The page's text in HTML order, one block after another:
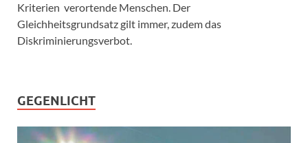
Kriterien verortende Menschen. Der
Gleichheitsgrundsatz gilt immer, zudem das
Diskriminierungsverbot.
GEGENLICHT